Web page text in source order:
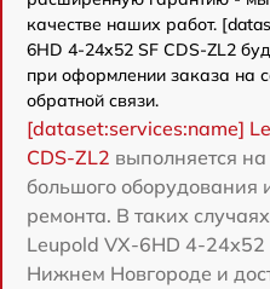
качестве наших работ.
6HD 4-24x52 SF CDS-ZL2
при оформлении заказа на
обратной связи.
[dataset:services:name]
CDS-ZL2 выполняется
большого оборудования
ремонта. В таких
Leupold VX-6HD 4-24x52
Нижнем Новгороде и